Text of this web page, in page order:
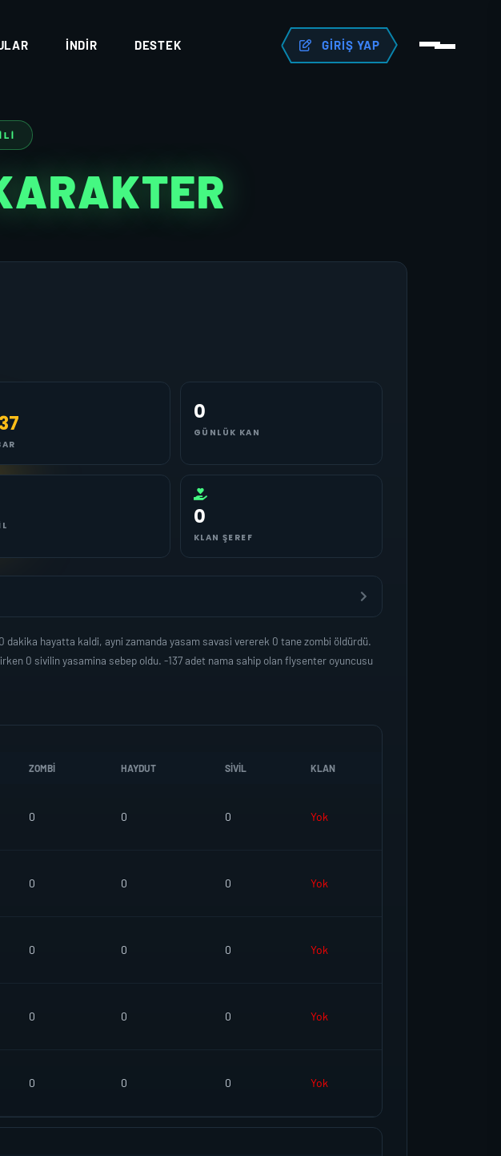
İNDIR DESTEK GIRIŞ YAP
0
GÜNLÜK KAN
0
KLAN ŞEREF
hayatta kaldi, ayni zamanda yasam savasi vererek 0 tane zombi öldürdü.
0 sivilin yasamina sebep oldu. -137 adet nama sahip olan flysenter oyuncusu
ZOMBI HAYDUT SIVIL KLAN
0 0 0 Yok
0 0 0 Yok
0 0 0 Yok
0 0 0 Yok
0 0 0 Yok